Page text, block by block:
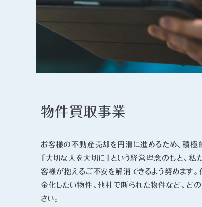
物件買取事業
お客様の不動産売却を円滑に進めるため、積極
「大切な人を大切に」という経営理念のもと、
客様が抱えるご不安を解消できるよう努めます
金化したい物件、他社で断られた物件など、ど
さい。